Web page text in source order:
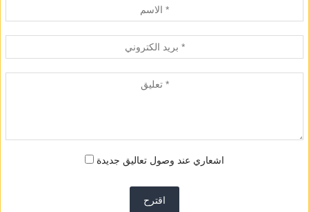
اشعاري عند وصول تعاليق جديدة
اقترح